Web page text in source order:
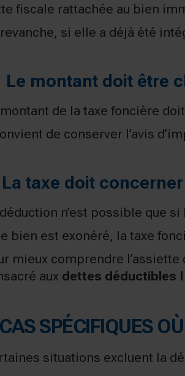
fiscale rattachée au bien
revanche, si elle a déjà été
Le montant doit être
de la taxe foncière
de conserver l’avis
taxe doit
n’est possible que
bien est exonéré, la taxe
mieux comprendre
aux dettes déductibles
CAS SPÉCIFIQUES
situations excluent la